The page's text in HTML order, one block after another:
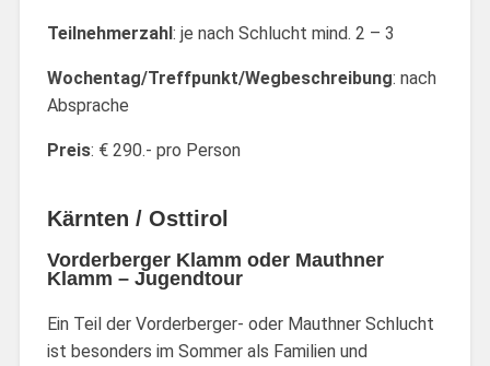
Teilnehmerzahl: je nach Schlucht mind. 2 – 3
Wochentag/Treffpunkt/Wegbeschreibung: nach
Absprache
Preis: € 290.- pro Person
Kärnten / Osttirol
Vorderberger Klamm oder Mauthner
Klamm – Jugendtour
Ein Teil der Vorderberger- oder Mauthner Schlucht
ist besonders im Sommer als Familien und